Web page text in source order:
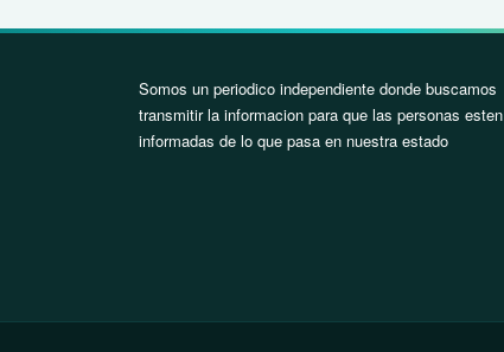
Somos un periodico independiente donde buscamos
transmitir la informacion para que las personas esten
informadas de lo que pasa en nuestra estado